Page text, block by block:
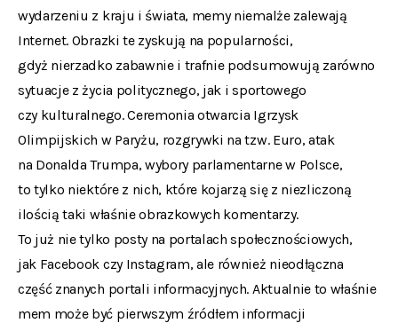
wydarzeniu z kraju i świata, memy niemalże zalewają
Internet. Obrazki te zyskują na popularności,
gdyż nierzadko zabawnie i trafnie podsumowują zarówno
sytuacje z życia politycznego, jak i sportowego
czy kulturalnego. Ceremonia otwarcia Igrzysk
Olimpijskich w Paryżu, rozgrywki na tzw. Euro, atak
na Donalda Trumpa, wybory parlamentarne w Polsce,
to tylko niektóre z nich, które kojarzą się z niezliczoną
ilością taki właśnie obrazkowych komentarzy.
To już nie tylko posty na portalach społecznościowych,
jak Facebook czy Instagram, ale również nieodłączna
część znanych portali informacyjnych. Aktualnie to właśnie
mem może być pierwszym źródłem informacji